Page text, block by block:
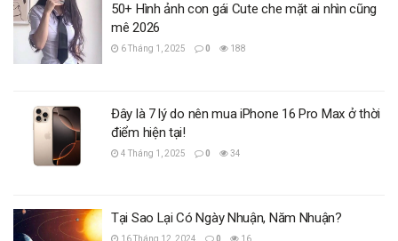
50+ Hình ảnh con gái Cute che mặt ai nhìn cũng
mê 2026
6 Tháng 1, 2025 0 188
Đây là 7 lý do nên mua iPhone 16 Pro Max ở thời
điểm hiện tại!
4 Tháng 1, 2025 0 34
Tại Sao Lại Có Ngày Nhuận, Năm Nhuận?
16 Tháng 12, 2024 0 16